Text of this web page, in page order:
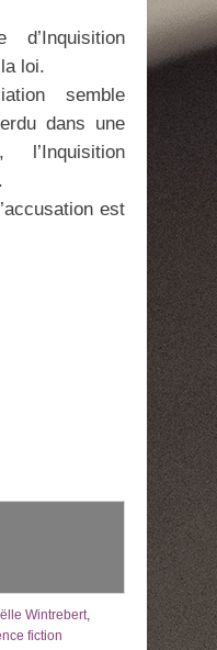
d’Inquisition
loi.
semble
dans une
l’Inquisition
est
Wintrebert,
fiction